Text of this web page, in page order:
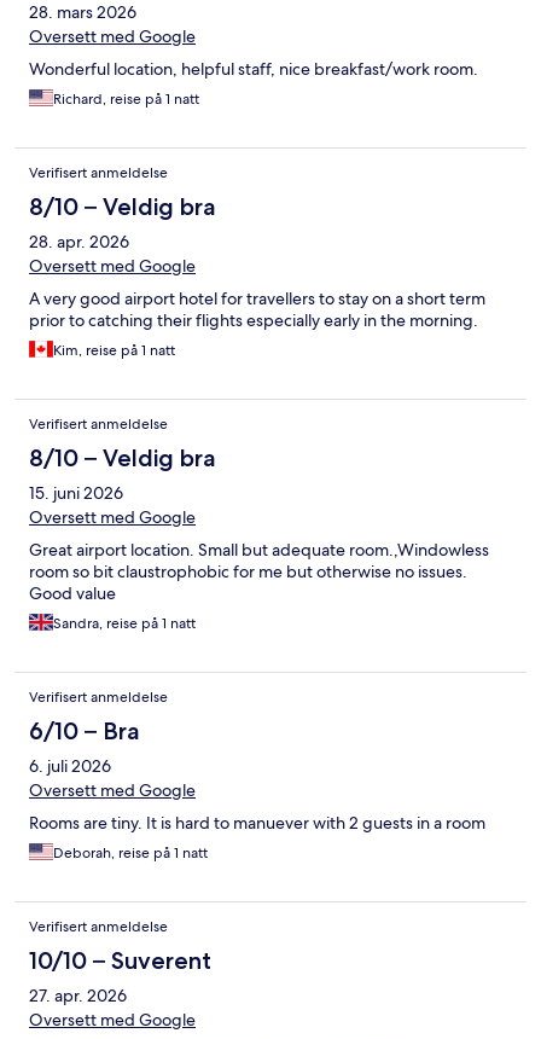
28. mars 2026
Oversett med Google
Wonderful location, helpful staff, nice breakfast/work room.
Richard, reise på 1 natt
Verifisert anmeldelse
8/10 – Veldig bra
28. apr. 2026
Oversett med Google
A very good airport hotel for travellers to stay on a short term
prior to catching their flights especially early in the morning.
Kim, reise på 1 natt
Verifisert anmeldelse
8/10 – Veldig bra
15. juni 2026
Oversett med Google
Great airport location. Small but adequate room.,Windowless
room so bit claustrophobic for me but otherwise no issues.
Good value
Sandra, reise på 1 natt
Verifisert anmeldelse
6/10 – Bra
6. juli 2026
Oversett med Google
Rooms are tiny. It is hard to manuever with 2 guests in a room
Deborah, reise på 1 natt
Verifisert anmeldelse
10/10 – Suverent
27. apr. 2026
Oversett med Google